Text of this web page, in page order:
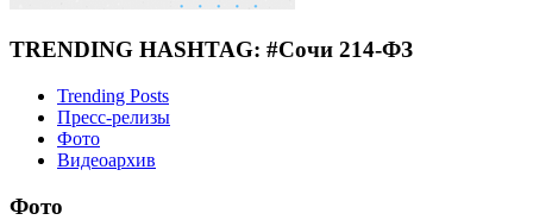
TRENDING HASHTAG: #Сочи 214-ФЗ
Trending Posts
Пресс-релизы
Фото
Видеоархив
Фото